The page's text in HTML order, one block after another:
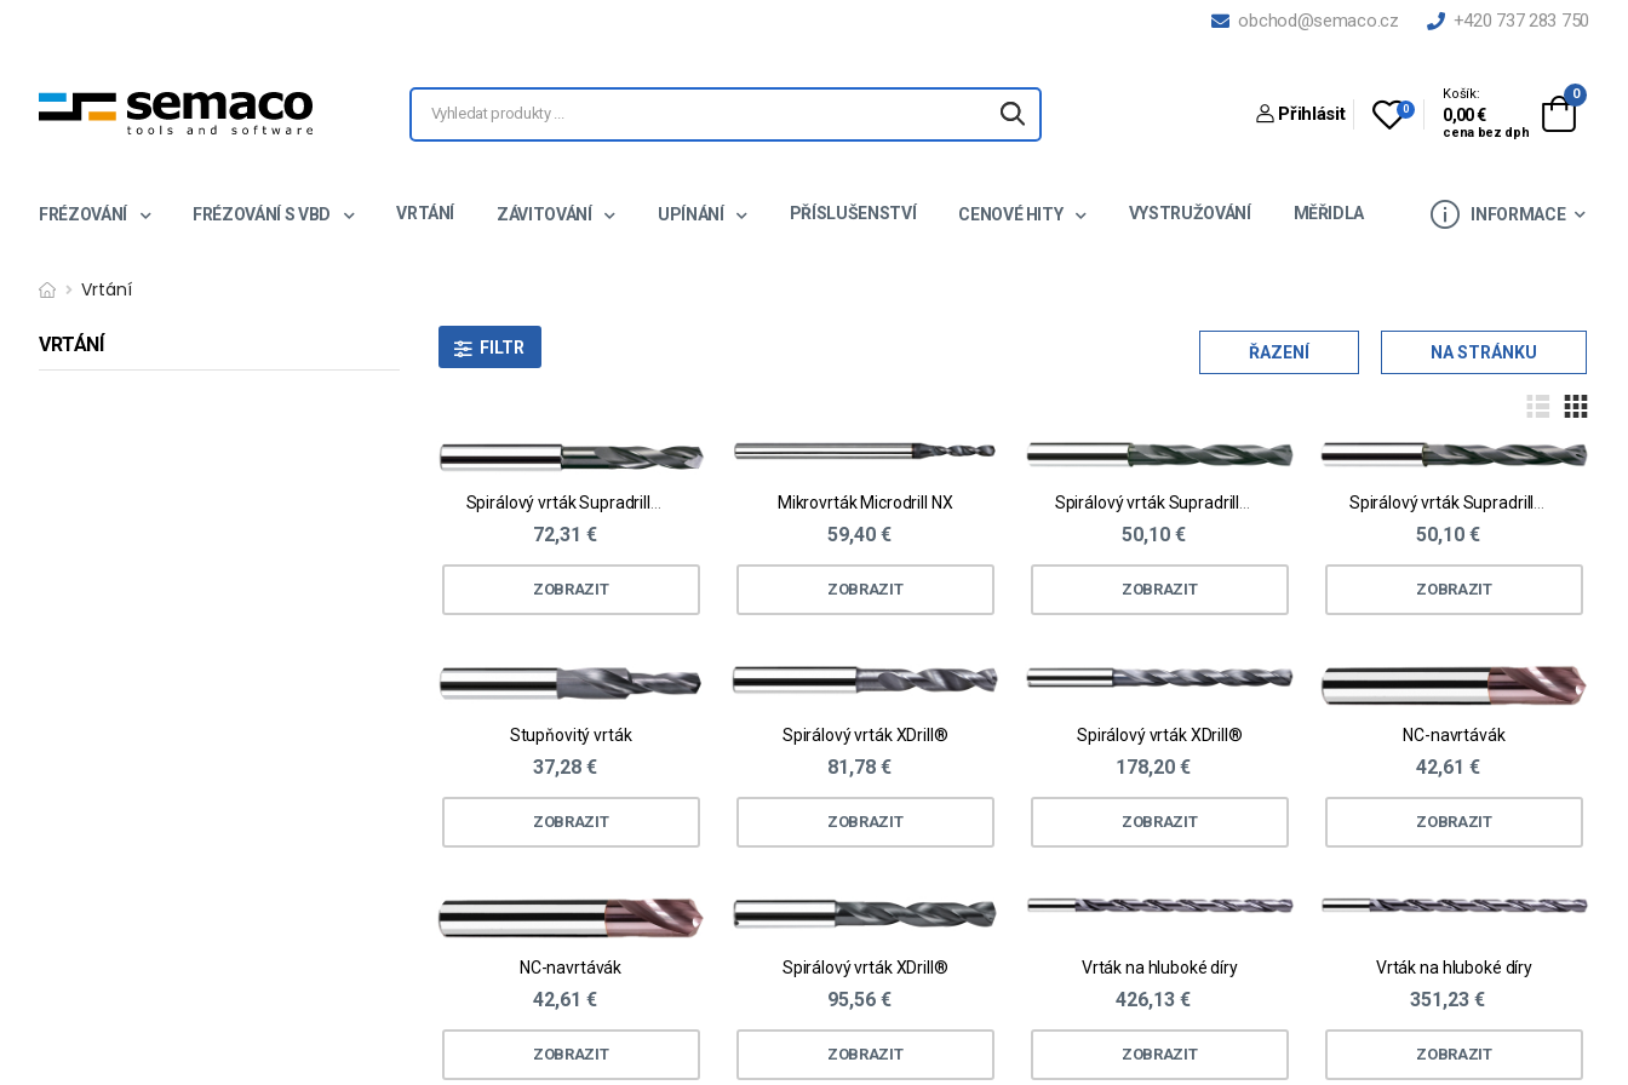
obchod@semaco.cz +420 737 283 750
Přihlásit 0
Košík:
0,00 €
cena bez dph
0
FRÉZOVÁNÍ FRÉZOVÁNÍ S VBD VRTÁNÍ ZÁVITOVÁNÍ UPÍNÁNÍ PŘÍSLUŠENSTVÍ CENOVÉ HITY VYSTRUŽOVÁNÍ MĚŘIDLA INFORMACE
Vrtání
VRTÁNÍ FILTR ŘAZENÍ NA STRÁNKU
Spirálový vrták Supradrill® U
72,31 €
ZOBRAZIT
Mikrovrták Microdrill NX
59,40 €
ZOBRAZIT
Spirálový vrták Supradrill® U
50,10 €
ZOBRAZIT
Spirálový vrták Supradrill® U
50,10 €
ZOBRAZIT
Stupňovitý vrták
37,28 €
ZOBRAZIT
Spirálový vrták XDrill®
81,78 €
ZOBRAZIT
Spirálový vrták XDrill®
178,20 €
ZOBRAZIT
NC-navrtávák
42,61 €
ZOBRAZIT
NC-navrtávák
42,61 €
ZOBRAZIT
Spirálový vrták XDrill®
95,56 €
ZOBRAZIT
Vrták na hluboké díry
426,13 €
ZOBRAZIT
Vrták na hluboké díry
351,23 €
ZOBRAZIT